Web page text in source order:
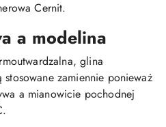
Cernit.
a modelina
glina
zamiennie ponieważ
a mianowicie pochodnej